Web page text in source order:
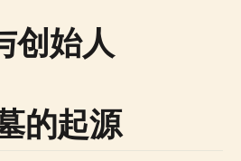
创始人
的起源